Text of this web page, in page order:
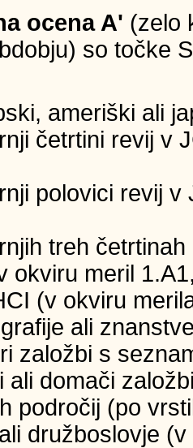
ocena A' (zelo
so točke
ameriški ali
četrtini revij v
polovici revij
treh
okviru meril
(v okviru
ali
založbi s
ali domači
področij (po
družboslovje